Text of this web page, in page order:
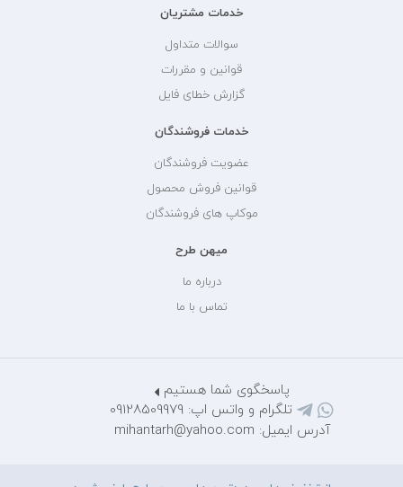
خدمات مشتریان
سوالات متداول
قوانین و مقررات
گزارش خطای فایل
خدمات فروشندگان
عضویت فروشندگان
قوانین فروش محصول
موکاپ های فروشندگان
میهن طرح
درباره ما
تماس با ما
پاسخگوی شما هستیم
تلگرام و واتس اپ: 09128509979
آدرس ایمیل: mihantarh@yahoo.com